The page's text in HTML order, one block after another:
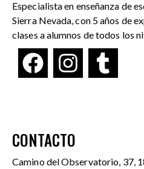
Especialista en enseñanza de
Sierra Nevada, con 5 años de
clases a alumnos de todos los
CONTACTO
Camino del Observatorio, 37,